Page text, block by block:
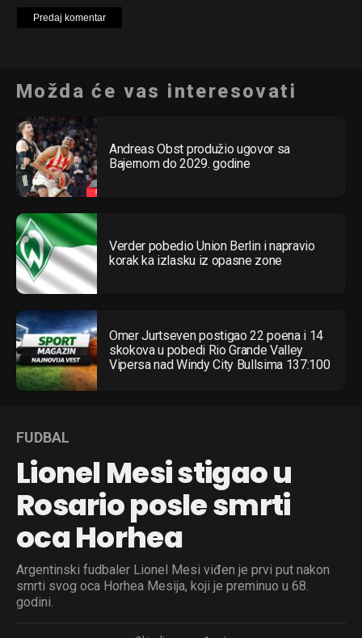
Možda će vas interesovati
Andreas Obst produžio ugovor sa
Bajernom do 2029. godine
Verder pobedio Union Berlin i napravio
korak ka izlasku iz opasne zone
Omer Jurtseven postigao 22 poena i 14
skokova u pobedi Rio Grande Valley
Vipersa nad Windy City Bullsima 137:100
FUDBAL
Lionel Mesi stigao u
Rosario posle smrti
oca Horhea
Argentinski fudbaler Lionel Mesi viđen je prvi put nakon
smrti svog oca Horhea Mesija, koji je preminuo u 68.
godini.